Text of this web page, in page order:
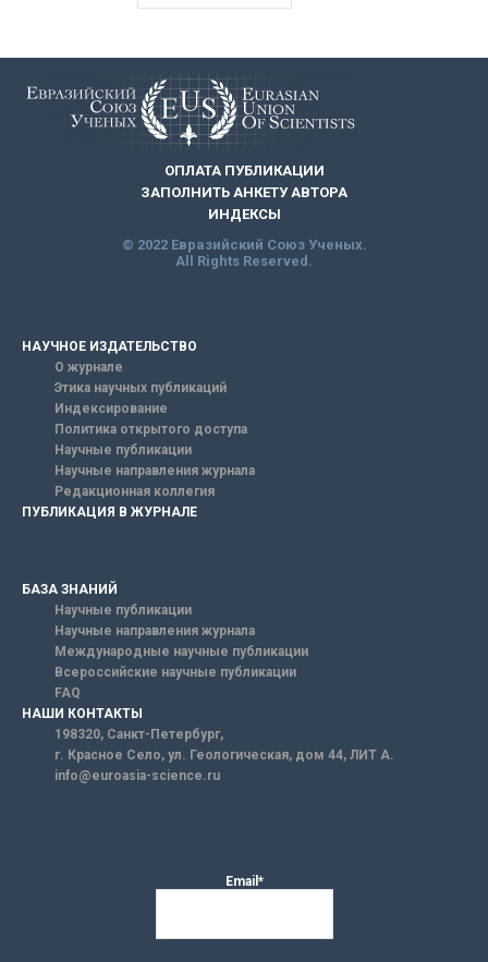
ОПЛАТА ПУБЛИКАЦИИ
ЗАПОЛНИТЬ АНКЕТУ АВТОРА
ИНДЕКСЫ
© 2022 Евразийский Союз Ученых.
All Rights Reserved.
НАУЧНОЕ ИЗДАТЕЛЬСТВО
О журнале
Этика научных публикаций
Индексирование
Политика открытого доступа
Научные публикации
Научные направления журнала
Редакционная коллегия
ПУБЛИКАЦИЯ В ЖУРНАЛЕ
БАЗА ЗНАНИЙ
Научные публикации
Научные направления журнала
Международные научные публикации
Всероссийские научные публикации
FAQ
НАШИ КОНТАКТЫ
198320, Санкт-Петербург,
г. Красное Село, ул. Геологическая, дом 44, ЛИТ А.
info@euroasia-science.ru
Email*